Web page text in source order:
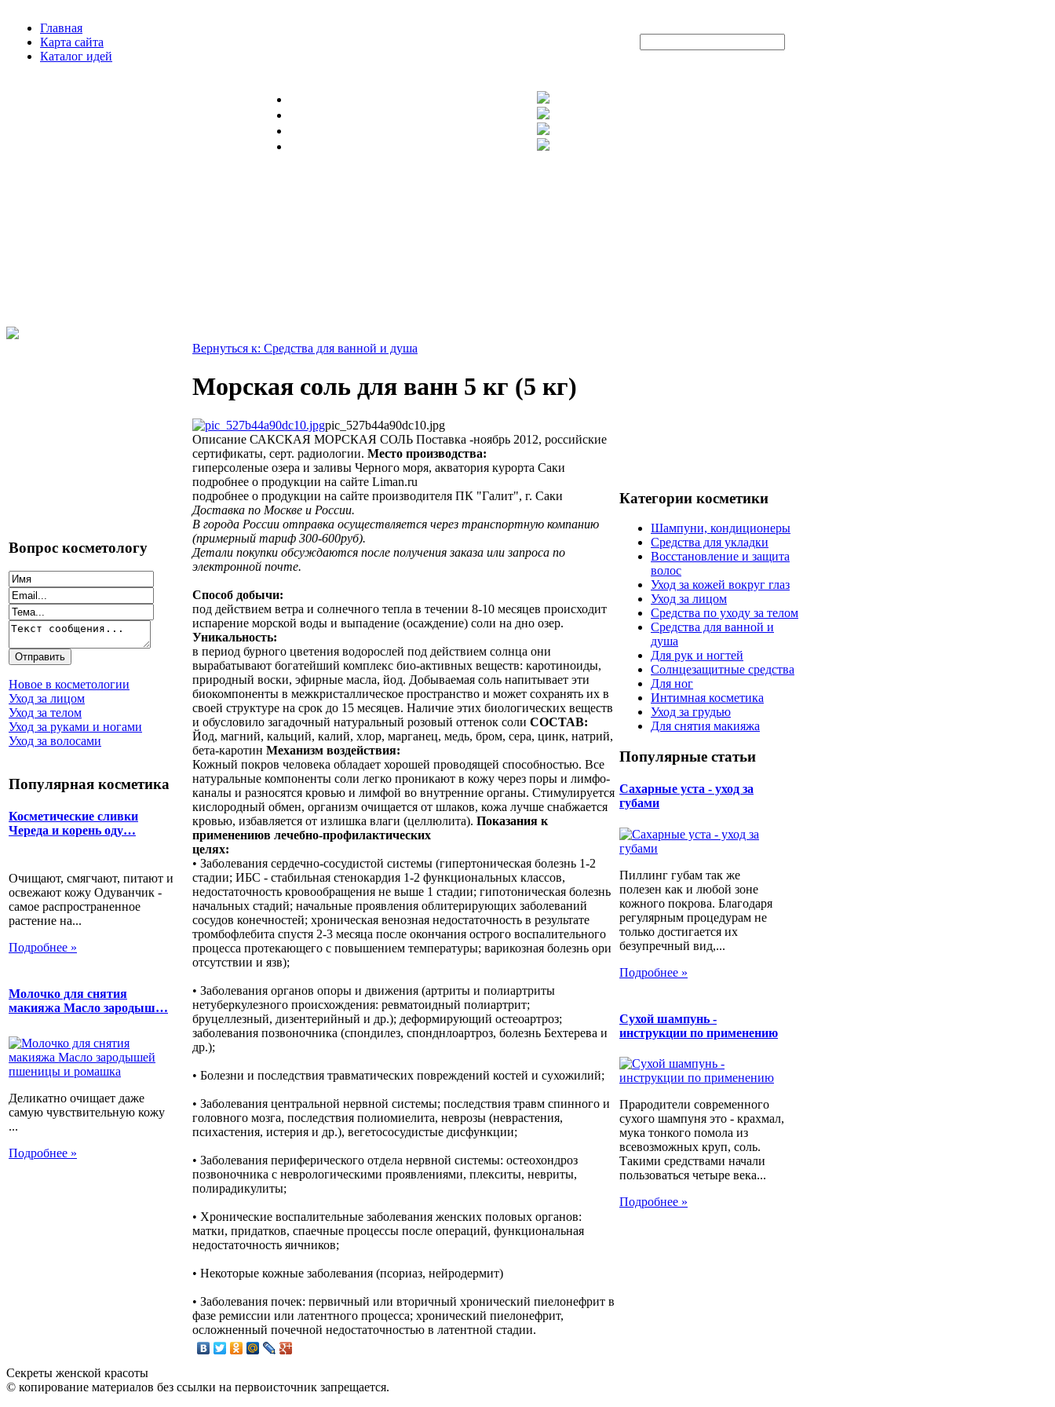
Главная
Карта сайта
Каталог идей
Вопрос косметологу
Новое в косметологии
Уход за лицом
Уход за телом
Уход за руками и ногами
Уход за волосами
Популярная косметика
Косметические сливки
Череда и корень оду…
Очищают, смягчают, питают и
освежают кожу Одуванчик -
самое распространенное
растение на...
Подробнее »
Молочко для снятия
макияжа Масло зародыш…
Деликатно очищает даже
самую чувствительную кожу
...
Подробнее »
Вернуться к: Средства для ванной и душа
Морская соль для ванн 5 кг (5 кг)
pic_527b44a90dc10.jpg
Описание САКСКАЯ МОРСКАЯ СОЛЬ Поставка -ноябрь 2012, российские
сертификаты, серт. радиологии. Место производства:
гиперсоленые озера и заливы Черного моря, акватория курорта Саки
подробнее о продукции на сайте Liman.ru
подробнее о продукции на сайте производителя ПК "Галит", г. Саки
Доставка по Москве и России.
В города России отправка осуществляется через транспортную компанию
(примерный тариф 300-600руб).
Детали покупки обсуждаются после получения заказа или запроса по
электронной почте.
Способ добычи:
под действием ветра и солнечного тепла в течении 8-10 месяцев происходит
испарение морской воды и выпадение (осаждение) соли на дно озер.
Уникальность:
в период бурного цветения водорослей под действием солнца они
вырабатывают богатейший комплекс био-активных веществ: каротиноиды,
природный воски, эфирные масла, йод. Добываемая соль напитывает эти
биокомпоненты в межкристаллическое пространство и может сохранять их в
своей структуре на срок до 15 месяцев. Наличие этих биологических веществ
и обусловило загадочный натуральный розовый оттенок соли СОСТАВ:
Йод, магний, кальций, калий, хлор, марганец, медь, бром, сера, цинк, натрий,
бета-каротин Механизм воздействия:
Кожный покров человека обладает хорошей проводящей способностью. Все
натуральные компоненты соли легко проникают в кожу через поры и лимфо-
каналы и разносятся кровью и лимфой во внутренние органы. Стимулируется
кислородный обмен, организм очищается от шлаков, кожа лучше снабжается
кровью, избавляется от излишка влаги (целлюлита). Показания к
применениюв лечебно-профилактических
целях:
• Заболевания сердечно-сосудистой системы (гипертоническая болезнь 1-2
стадии; ИБС - стабильная стенокардия 1-2 функциональных классов,
недостаточность кровообращения не выше 1 стадии; гипотоническая болезнь
начальных стадий; начальные проявления облитерирующих заболеваний
сосудов конечностей; хроническая венозная недостаточность в результате
тромбофлебита спустя 2-3 месяца после окончания острого воспалительного
процесса протекающего с повышением температуры; варикозная болезнь ори
отсутствии и язв);
• Заболевания органов опоры и движения (артриты и полиартриты
нетуберкулезного происхождения: ревматоидный полиартрит;
бруцеллезный, дизентерийный и др.); деформирующий остеоартроз;
заболевания позвоночника (спондилез, спонднлоартроз, болезнь Бехтерева и
др.);
• Болезни и последствия травматических повреждений костей и сухожилий;
• Заболевания центральной нервной системы; последствия травм спинного и
головного мозга, последствия полиомиелита, неврозы (неврастения,
психастения, истерия и др.), вегетососудистые дисфункции;
• Заболевания периферического отдела нервной системы: остеохондроз
позвоночника с неврологическими проявлениями, плекситы, невриты,
полирадикулиты;
• Хронические воспалительные заболевания женских половых органов:
матки, придатков, спаечные процессы после операций, функциональная
недостаточность яичников;
• Некоторые кожные заболевания (псориаз, нейродермит)
• Заболевания почек: первичный или вторичный хронический пиелонефрит в
фазе ремиссии или латентного процесса; хронический пиелонефрит,
осложненный почечной недостаточностью в латентной стадии.
Категории косметики
Шампуни, кондиционеры
Средства для укладки
Восстановление и защита
волос
Уход за кожей вокруг глаз
Уход за лицом
Средства по уходу за телом
Средства для ванной и
душа
Для рук и ногтей
Солнцезащитные средства
Для ног
Интимная косметика
Уход за грудью
Для снятия макияжа
Популярные статьи
Сахарные уста - уход за
губами
Пиллинг губам так же
полезен как и любой зоне
кожного покрова. Благодаря
регулярным процедурам не
только достигается их
безупречный вид,...
Подробнее »
Сухой шампунь -
инструкции по применению
Прародители современного
сухого шампуня это - крахмал,
мука тонкого помола из
всевозможных круп, соль.
Такими средствами начали
пользоваться четыре века...
Подробнее »
Секреты женской красоты
© копирование материалов без ссылки на первоисточник запрещается.